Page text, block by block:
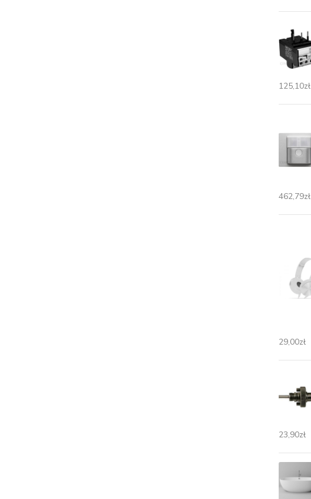
125,10zł
462,79zł
29,00zł
23,90zł